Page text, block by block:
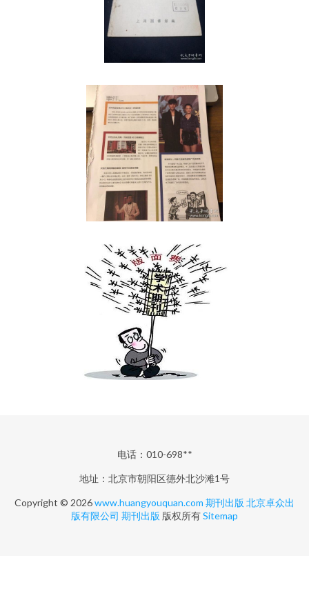
电话：010-698**
地址：北京市朝阳区德外北沙滩1号
Copyright © 2026www.huangyouquan.com 期刊出版 北京卓众出
版有限公司 期刊出版 版权所有Sitemap